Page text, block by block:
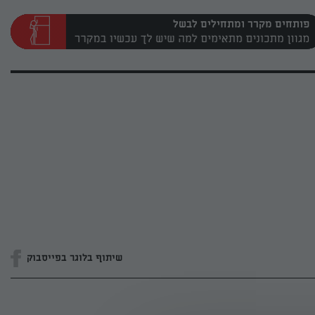
פותחים מקרר ומתחילים לבשל
שיתוף בלוגר בפייסבוק